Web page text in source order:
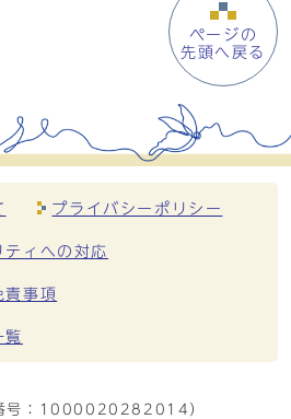
ページの
先頭へ戻る
プライバシーポリシー
ティへの対応
責事項
覧
号： 1000020282014）